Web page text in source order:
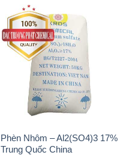
Phèn Nhôm – Al2(SO4)3 17%
Trung Quốc China